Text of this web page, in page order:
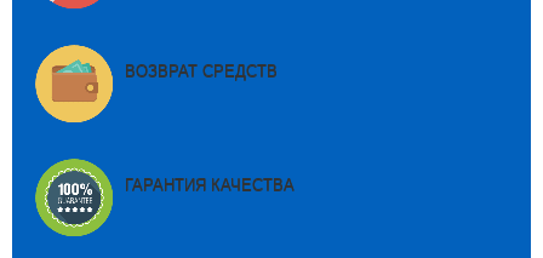
ВОЗВРАТ СРЕДСТВ
ГАРАНТИЯ КАЧЕСТВА